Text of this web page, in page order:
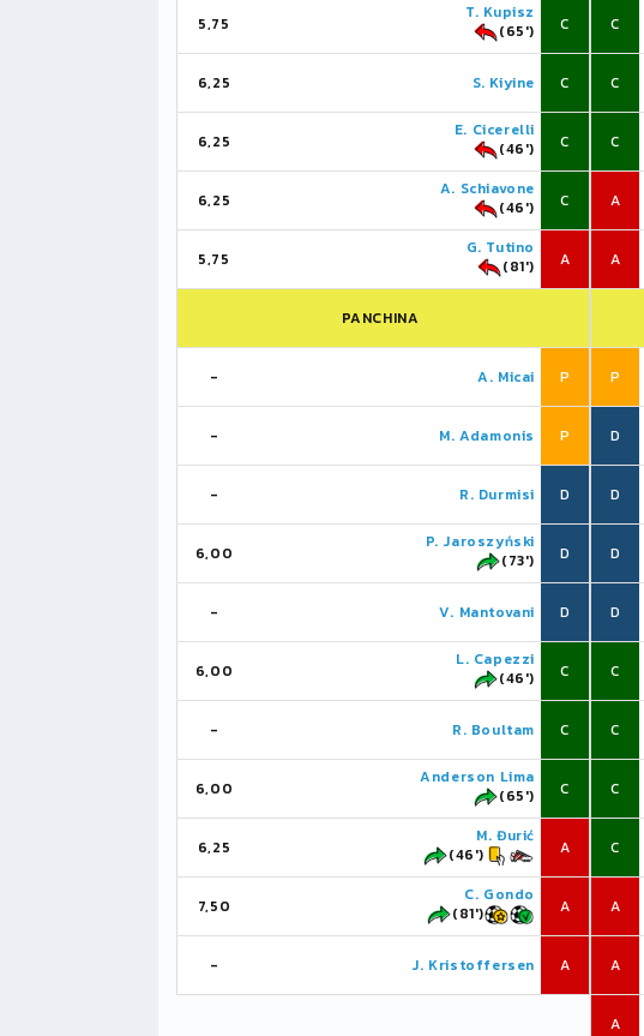
5,75
T. Kupisz
(65')
C
6,25 S. Kiyine C
6,25
E. Cicerelli
(46')
C
6,25
A. Schiavone
(46')
C
5,75
G. Tutino
(81')
A
PANCHINA
- A. Micai P
- M. Adamonis P
- R. Durmisi D
6,00
P. Jaroszyński
(73')
D
- V. Mantovani D
6,00
L. Capezzi
(46')
C
- R. Boultam C
6,00
Anderson Lima
(65')
C
6,25
M. Đurić
(46')
A
7,50
C. Gondo
(81')
A
- J. Kristoffersen A
C
C
C
A
A
P
D
D
D
D
C
C
C
C
A
A
A